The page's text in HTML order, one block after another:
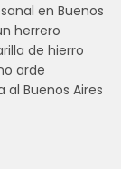
en Buenos
herrero
de hierro
arde
Buenos Aires